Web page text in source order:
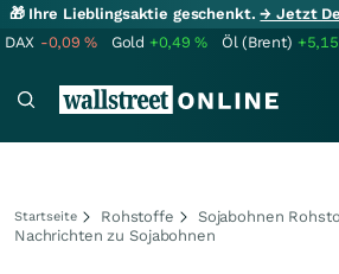
🎁 Ihre Lieblingsaktie geschenkt.→ Jetzt
DAX -0,09% Gold +0,49% Öl (Brent)
Startseite Rohstoffe
Sojabohnen
Nachrichten zu Sojabohnen